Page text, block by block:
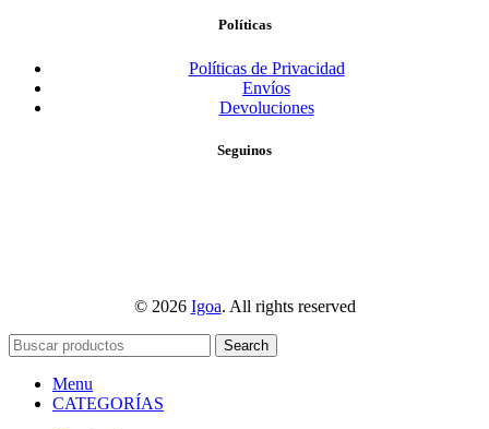
Políticas
Políticas de Privacidad
Envíos
Devoluciones
Seguinos
© 2026 Igoa. All rights reserved
Search
Menu
CATEGORÍAS